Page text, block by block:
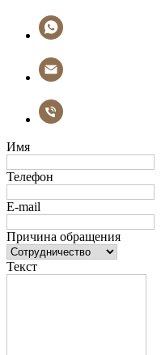
Имя
Телефон
E-mail
Причина обращения
Текст